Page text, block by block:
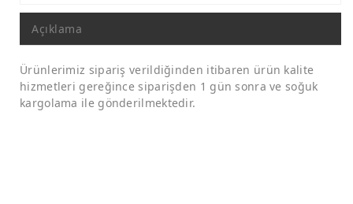
Açıklama
Ürünlerimiz sipariş verildiğinden itibaren ürün kalite
hizmetleri gereğince siparişden 1 gün sonra ve soğuk
kargolama ile gönderilmektedir.